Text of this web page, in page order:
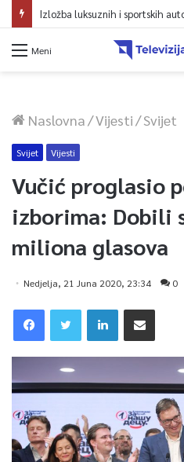
Izložba luksuznih i sportskih
Meni
Naslovna/Vijesti/Svijet
Svijet Vijesti
Vučić proglasio
izborima: Dobili
miliona glasova
Nedjelja, 21 Juna 2020, 23:34 0